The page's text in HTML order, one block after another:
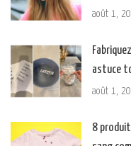
août 1,
astuce
août 1,
8